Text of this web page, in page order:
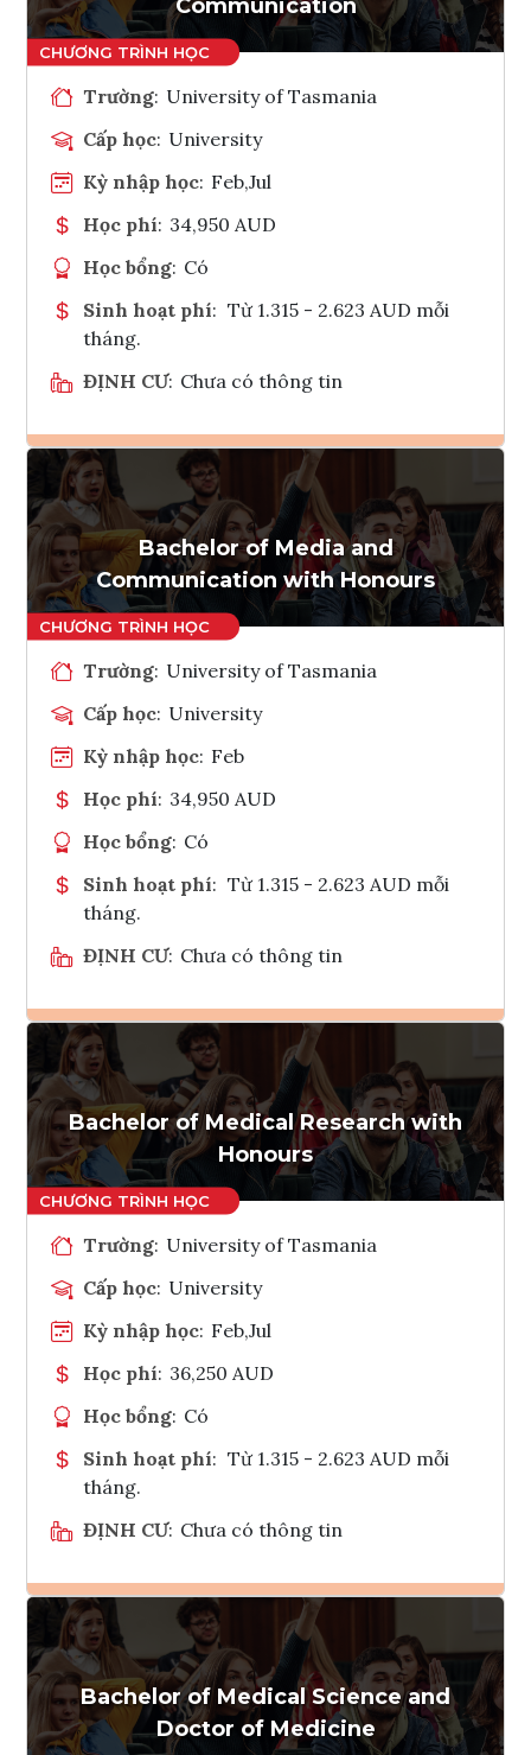
Communication
Trường: University of Tasmania
Cấp học: University
Kỳ nhập học: Feb,Jul
Học phí: 34,950 AUD
Học bổng: Có
Sinh hoạt phí: Từ 1.315 - 2.623 AUD mỗi
tháng.
ĐỊNH CƯ: Chưa có thông tin
Ghi danh
Tham vấn Interlink
Bachelor of Media and
Communication with Honours
Trường: University of Tasmania
Cấp học: University
Kỳ nhập học: Feb
Học phí: 34,950 AUD
Học bổng: Có
Sinh hoạt phí: Từ 1.315 - 2.623 AUD mỗi
tháng.
ĐỊNH CƯ: Chưa có thông tin
Ghi danh
Tham vấn Interlink
Bachelor of Medical Research with
Honours
Trường: University of Tasmania
Cấp học: University
Kỳ nhập học: Feb,Jul
Học phí: 36,250 AUD
Học bổng: Có
Sinh hoạt phí: Từ 1.315 - 2.623 AUD mỗi
tháng.
ĐỊNH CƯ: Chưa có thông tin
Ghi danh
Tham vấn Interlink
Bachelor of Medical Science and
Doctor of Medicine